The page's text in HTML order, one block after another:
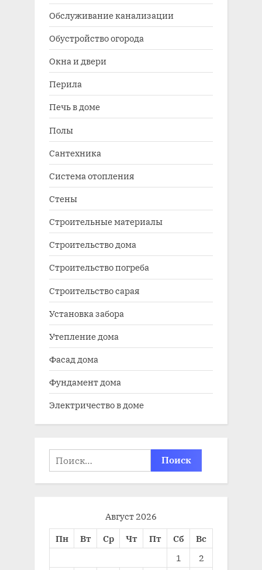
Обслуживание канализации
Обустройство огорода
Окна и двери
Перила
Печь в доме
Полы
Сантехника
Система отопления
Стены
Строительные материалы
Строительство дома
Строительство погреба
Строительство сарая
Установка забора
Утепление дома
Фасад дома
Фундамент дома
Электричество в доме
Найти:
Август 2026
Пн
Вт Ср Чт Пт Сб
Вс
1
2